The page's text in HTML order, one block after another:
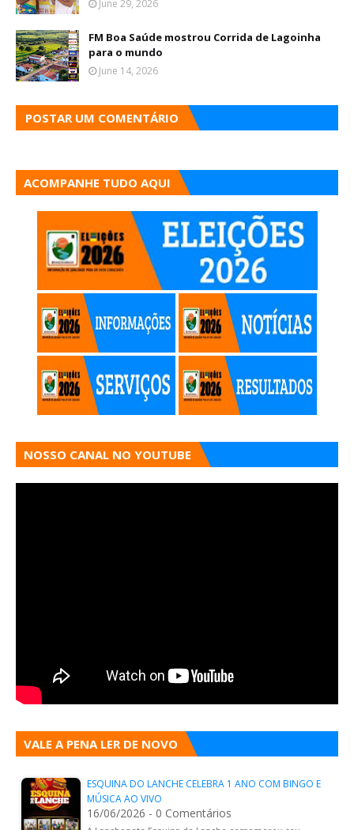
June 29, 2026
FM Boa Saúde mostrou Corrida de Lagoinha
para o mundo
June 14, 2026
POSTAR UM COMENTÁRIO
ACOMPANHE TUDO AQUI
NOSSO CANAL NO YOUTUBE
VALE A PENA LER DE NOVO
ESQUINA DO LANCHE CELEBRA 1 ANO COM BINGO E
MÚSICA AO VIVO
16/06/2026 - 0 Comentários